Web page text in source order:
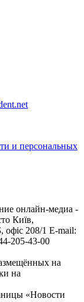
и персональных
онлайн-медиа -
Київ,
208/1 E-mail:
205-43-00
на
на
«Новости